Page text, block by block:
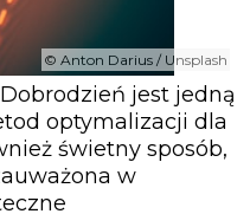
© Anton Darius / Unsplash
jest jedną
optymalizacji dla
świetny sposób,
w